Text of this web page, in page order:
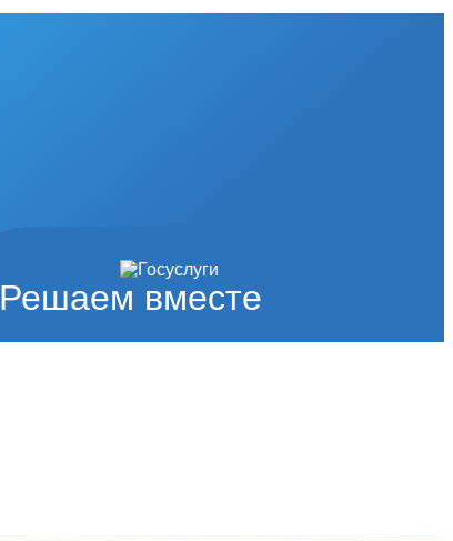
Решаем вместе